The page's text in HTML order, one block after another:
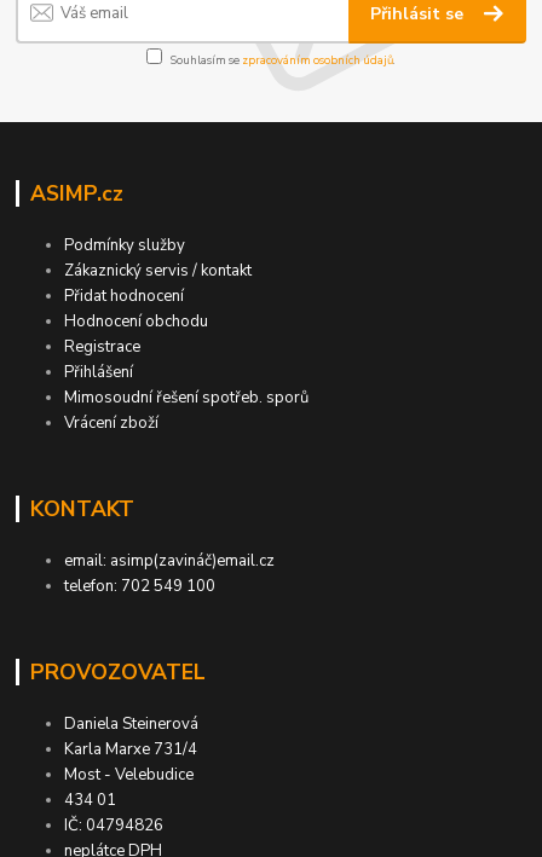
Přihlásit se
Souhlasím se zpracováním osobních údajů.
ASIMP.cz
Podmínky služby
Zákaznický servis / kontakt
Přidat hodnocení
Hodnocení obchodu
Registrace
Přihlášení
Mimosoudní řešení spotřeb. sporů
Vrácení zboží
KONTAKT
email: asimp(zavináč)email.cz
telefon: 702 549 100
PROVOZOVATEL
Daniela Steinerová
Karla Marxe 731/4
Most - Velebudice
434 01
IČ: 04794826
neplátce DPH